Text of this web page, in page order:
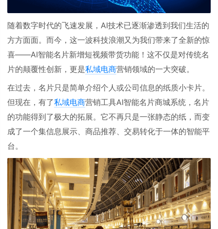
随着数字时代的飞速发展， AI技术已逐渐渗透到我们生活的
方方面面。而今，这一波科技浪潮又为我们带来了全新的惊
喜——AI智能名片新增短视频带货功能！这不仅是对传统名
片的颠覆性创新，更是私域电商营销领域的一大突破。
在过去，名片只是简单介绍个人或公司信息的纸质小卡片。
但现在，有了私域电商营销工具AI智能名片商城系统，名片
的功能得到了极大的拓展。它不再只是一张静态的纸，而变
成了一个集信息展示、商品推荐、交易转化于一体的智能平
台。